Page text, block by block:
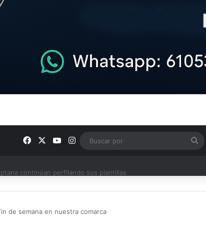
FacebookYouTube
Instagram
de semana en nuestra comarca